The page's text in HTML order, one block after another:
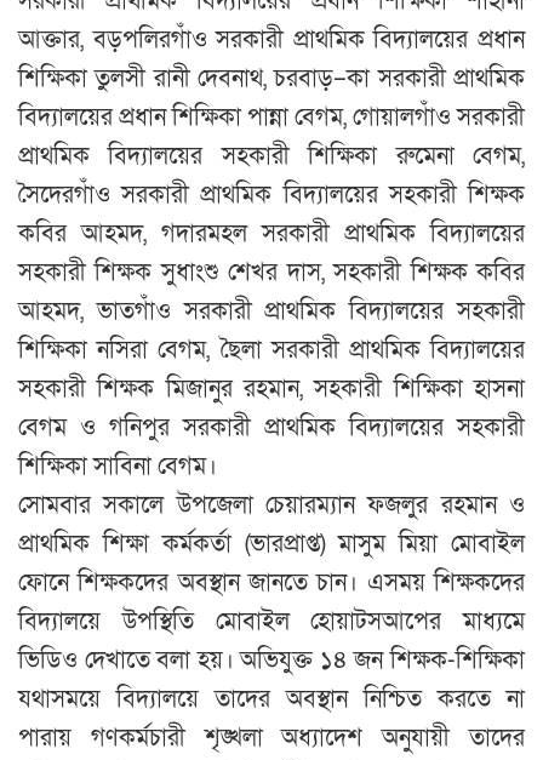
আক্তার, বড়পলিরগাঁও সরকারী প্রাথমিক বিদ্যালয়ের প্রধান
শিক্ষিকা তুলসী রানী দেবনাথ, চরবাড়–কা সরকারী প্রাথমিক
বিদ্যালয়ের প্রধান শিক্ষিকা পান্না বেগম, গোয়ালগাঁও সরকারী
প্রাথমিক বিদ্যালয়ের সহকারী শিক্ষিকা রুমেনা বেগম,
সৈদেরগাঁও সরকারী প্রাথমিক বিদ্যালয়ের সহকারী শিক্ষক
কবির আহমদ, গদারমহল সরকারী প্রাথমিক বিদ্যালয়ের
সহকারী শিক্ষক সুধাংশু শেখর দাস, সহকারী শিক্ষক কবির
আহমদ, ভাতগাঁও সরকারী প্রাথমিক বিদ্যালয়ের সহকারী
শিক্ষিকা নসিরা বেগম, ছৈলা সরকারী প্রাথমিক বিদ্যালয়ের
সহকারী শিক্ষক মিজানুর রহমান, সহকারী শিক্ষিকা হাসনা
বেগম ও গনিপুর সরকারী প্রাথমিক বিদ্যালয়ের সহকারী
শিক্ষিকা সাবিনা বেগম।
সোমবার সকালে উপজেলা চেয়ারম্যান ফজলুর রহমান ও
প্রাথমিক শিক্ষা কর্মকর্তা (ভারপ্রাপ্ত) মাসুম মিয়া মোবাইল
ফোনে শিক্ষকদের অবস্থান জানতে চান। এসময় শিক্ষকদের
বিদ্যালয়ে উপস্থিতি মোবাইল হোয়াটসআপের মাধ্যমে
ভিডিও দেখাতে বলা হয়। অভিযুক্ত ১৪ জন শিক্ষক-শিক্ষিকা
যথাসময়ে বিদ্যালয়ে তাদের অবস্থান নিশ্চিত করতে না
পারায় গণকর্মচারী শৃঙ্খলা অধ্যাদেশ অনুযায়ী তাদের